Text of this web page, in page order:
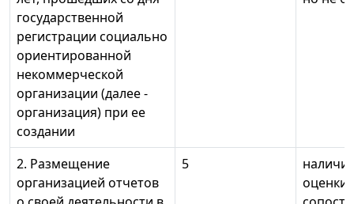
государственной
регистрации социально
ориентированной
некоммерческой
организации (далее -
организация) при ее
создании
2. Размещение
организацией отчетов
5
оценки